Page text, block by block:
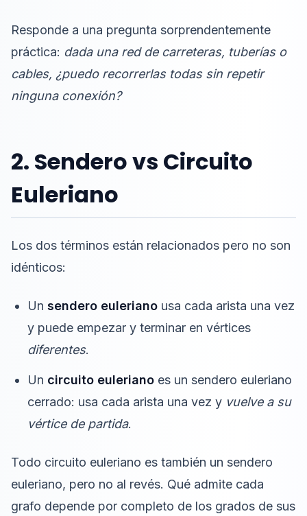
Responde a una pregunta sorprendentemente
práctica: dada una red de carreteras, tuberías o
cables, ¿puedo recorrerlas todas sin repetir
ninguna conexión?
2. Sendero vs Circuito
Euleriano
Los dos términos están relacionados pero no son
idénticos:
Un sendero euleriano usa cada arista una vez
y puede empezar y terminar en vértices
diferentes.
Un circuito euleriano es un sendero euleriano
cerrado: usa cada arista una vez y vuelve a su
vértice de partida.
Todo circuito euleriano es también un sendero
euleriano, pero no al revés. Qué admite cada
grafo depende por completo de los grados de sus